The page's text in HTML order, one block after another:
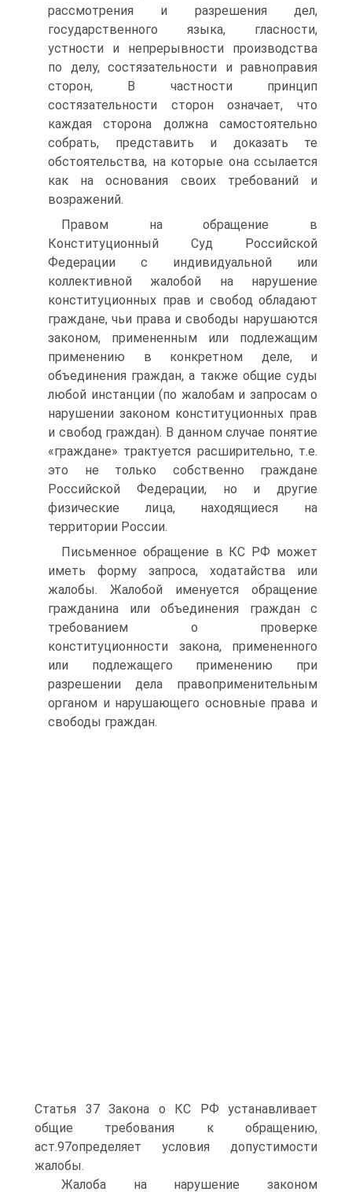
рассмотрения и разрешения дел,
государственного языка, гласности,
устности и непрерывности производства
по делу, состязательности и равноправия
сторон, В частности принцип
состязательности сторон означает, что
каждая сторона должна самостоятельно
собрать, представить и доказать те
обстоятельства, на которые она ссылается
как на основания своих требований и
возражений.
Правом на обращение в
Конституционный Суд Российской
Федерации с индивидуальной или
коллективной жалобой на нарушение
конституционных прав и свобод обладают
граждане, чьи права и свободы нарушаются
законом, примененным или подлежащим
применению в конкретном деле, и
объединения граждан, а также общие суды
любой инстанции (по жалобам и запросам о
нарушении законом конституционных прав
и свобод граждан). В данном случае понятие
«граждане» трактуется расширительно, т.е.
это не только собственно граждане
Российской Федерации, но и другие
физические лица, находящиеся на
территории России.
Письменное обращение в КС РФ может
иметь форму запроса, ходатайства или
жалобы. Жалобой именуется обращение
гражданина или объединения граждан с
требованием о проверке
конституционности закона, примененного
или подлежащего применению при
разрешении дела правоприменительным
органом и нарушающего основные права и
свободы граждан.
Статья 37 Закона о КС РФ устанавливает
общие требования к обращению,
аст.97определяет условия допустимости
жалобы.
Жалоба на нарушение законом